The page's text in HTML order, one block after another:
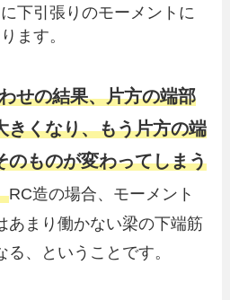
下引張りのモーメントに
ます。
せの結果、片方の端部
きくなり、もう片方の端
のものが変わってしまう
RC造の場合、モーメント
あまり働かない梁の下端筋
、ということです。